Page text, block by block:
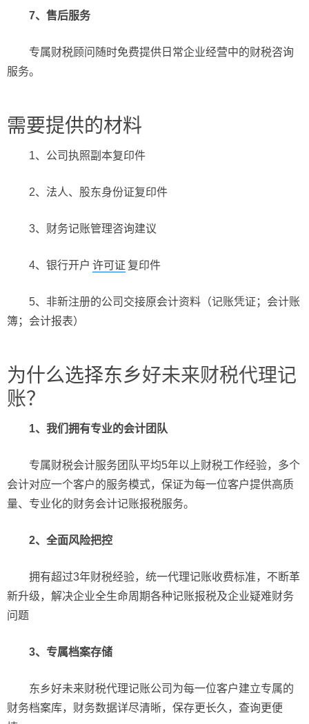
7、售后服务
专属财税顾问随时免费提供日常企业经营中的财税咨询
服务。
需要提供的材料
1、公司执照副本复印件
2、法人、股东身份证复印件
3、财务记账管理咨询建议
4、银行开户 许可证 复印件
5、非新注册的公司交接原会计资料（记账凭证；会计账
簿；会计报表）
为什么选择东乡好未来财税代理记
账？
1、我们拥有专业的会计团队
专属财税会计服务团队平均5年以上财税工作经验，多个
会计对应一个客户的服务模式，保证为每一位客户提供高质
量、专业化的财务会计记账报税服务。
2、全面风险把控
拥有超过3年财税经验，统一代理记账收费标准，不断革
新升级，解决企业全生命周期各种记账报税及企业疑难财务
问题
3、专属档案存储
东乡好未来财税代理记账公司为每一位客户建立专属的
财务档案库，财务数据详尽清晰，保存更长久，查询更便